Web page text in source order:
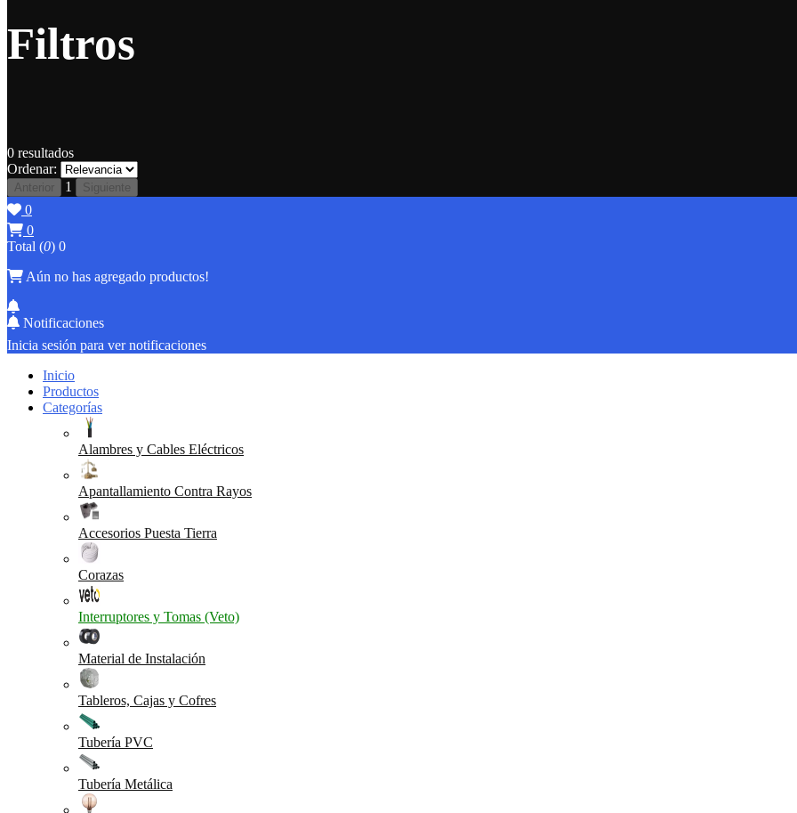
Filtros
0 resultados
Ordenar:
Anterior 1 Siguiente
0
0
Total (0) 0
Aún no has agregado productos!
Notificaciones
Inicia sesión para ver notificaciones
Inicio
Productos
Categorías
Alambres y Cables Eléctricos
Apantallamiento Contra Rayos
Accesorios Puesta Tierra
Corazas
Interruptores y Tomas (Veto)
Material de Instalación
Tableros, Cajas y Cofres
Tubería PVC
Tubería Metálica